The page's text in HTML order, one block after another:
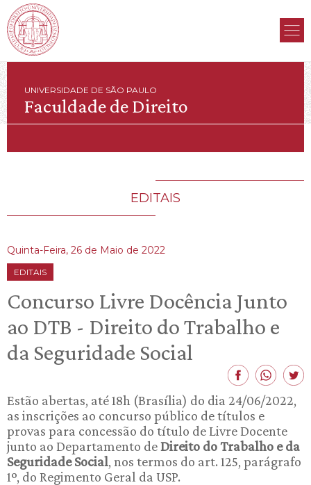
UNIVERSIDADE DE SÃO PAULO
Faculdade de Direito
EDITAIS
Quinta-Feira, 26 de Maio de 2022
EDITAIS
Concurso Livre Docência Junto
ao DTB - Direito do Trabalho e
da Seguridade Social
Estão abertas, até 18h (Brasília) do dia 24/06/2022,
as inscrições ao concurso público de títulos e
provas para concessão do título de Livre Docente
junto ao Departamento deDireito do Trabalho e da
Seguridade Social, nos termos do art. 125, parágrafo
1º, do Regimento Geral da USP.